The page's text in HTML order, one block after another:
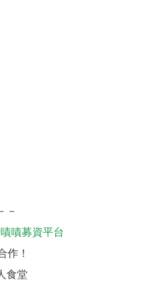
－
嘖募資平台
作！
食堂